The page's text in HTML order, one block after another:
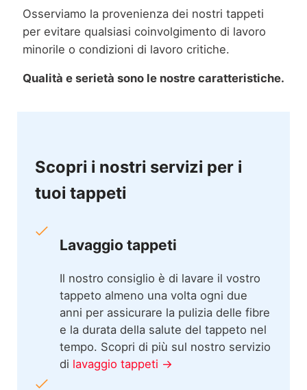
Osserviamo la provenienza dei nostri tappeti
per evitare qualsiasi coinvolgimento di lavoro
minorile o condizioni di lavoro critiche.
Qualità e serietà sono le nostre caratteristiche.
Scopri i nostri servizi per i
tuoi tappeti
Lavaggio tappeti
Il nostro consiglio è di lavare il vostro
tappeto almeno una volta ogni due
anni per assicurare la pulizia delle fibre
e la durata della salute del tappeto nel
tempo. Scopri di più sul nostro servizio
di lavaggio tappeti →